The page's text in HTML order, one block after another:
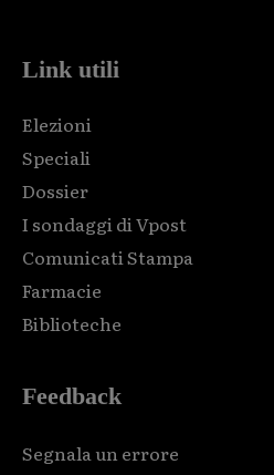
Link utili
Elezioni
Speciali
Dossier
I sondaggi di Vpost
Comunicati Stampa
Farmacie
Biblioteche
Feedback
Segnala un errore